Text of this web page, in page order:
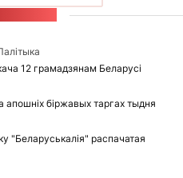
12 грамадзянам Беларусі
біржавых таргах тыдня
"Беларуськалія" распачатая